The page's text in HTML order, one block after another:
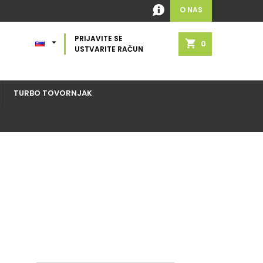
O NAS
shopping_cart 0
PRIJAVITE SE
USTVARITE RAČUN

TURBO TOVORNJAK